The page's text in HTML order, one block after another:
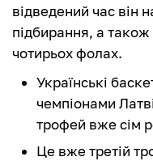
відведений час він
підбирання, а також
чотирьох фолах.
Українські
чемпіонами
трофей вже сім
Це вже третій